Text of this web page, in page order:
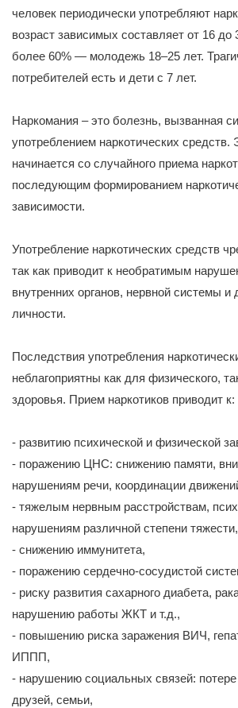
человек периодически употребляют
возраст зависимых составляет от 16 до
более 60% — молодежь 18–25 лет.
потребителей есть и дети с 7 лет.
Наркомания – это болезнь, вызванная
употреблением наркотических средств.
начинается со случайного приема
последующим формированием
зависимости.
Употребление наркотических средств
так как приводит к необратимым
внутренних органов, нервной системы и
личности.
Последствия употребления
неблагоприятны как для физического,
здоровья. Прием наркотиков приводит к:
- развитию психической и физической
- поражению ЦНС: снижению памяти,
нарушениям речи, координации
- тяжелым нервным расстройствам,
нарушениям различной степени тяжести,
- снижению иммунитета,
- поражению сердечно-сосудистой
- риску развития сахарного диабета,
нарушению работы ЖКТ и т.д.,
- повышению риска заражения ВИЧ,
ИППП,
- нарушению социальных связей:
друзей, семьи,